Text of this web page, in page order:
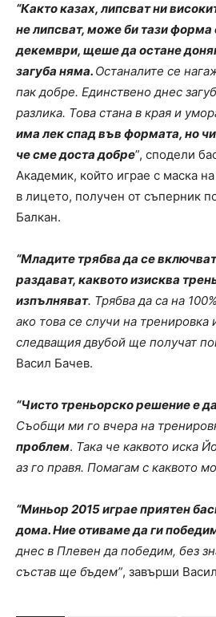
“Както казах, липсват ни
не липсват, може би тази форма
декември, щеше да остане
загуба няма. Останалите се
пак добре. Единствено днес
разлика. Това стана в края и
има лек спад във формата, но
че сме доста добре”, сподели
Академик, който играе с маска
в лицето, получен от съперник
Балкан.
“Младите трябва да се
раздават, каквото изисква
изпълняват. Трябва да са на
ако това се случи на тренировка
следващия двубой ще получат
Васил Бачев.
“Чисто треньорско решение е
Съобщи ми го вчера на
проблем. Така че каквото иска
аз го правя. Помагам с каквото
“Миньор 2015 играе приятен
дома. Ние отиваме да ги
днес в Плевен да победим, без
състав ще бъдем”, завърши